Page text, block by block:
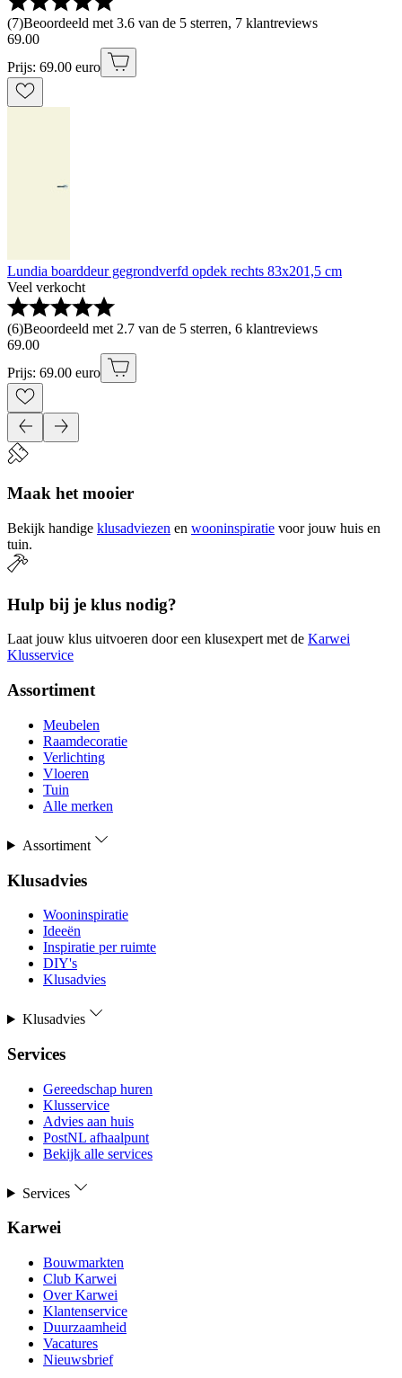
(7)Beoordeeld met 3.6 van de 5 sterren, 7 klantreviews
69.00
Prijs: 69.00 euro
Lundia boarddeur gegrondverfd opdek rechts 83x201,5 cm
Veel verkocht
(6)Beoordeeld met 2.7 van de 5 sterren, 6 klantreviews
69.00
Prijs: 69.00 euro
Maak het mooier
Bekijk handige klusadviezen en wooninspiratie voor jouw huis en
tuin.
Hulp bij je klus nodig?
Laat jouw klus uitvoeren door een klusexpert met de Karwei
Klusservice
Assortiment
Meubelen
Raamdecoratie
Verlichting
Vloeren
Tuin
Alle merken
Assortiment
Klusadvies
Wooninspiratie
Ideeën
Inspiratie per ruimte
DIY's
Klusadvies
Klusadvies
Services
Gereedschap huren
Klusservice
Advies aan huis
PostNL afhaalpunt
Bekijk alle services
Services
Karwei
Bouwmarkten
Club Karwei
Over Karwei
Klantenservice
Duurzaamheid
Vacatures
Nieuwsbrief